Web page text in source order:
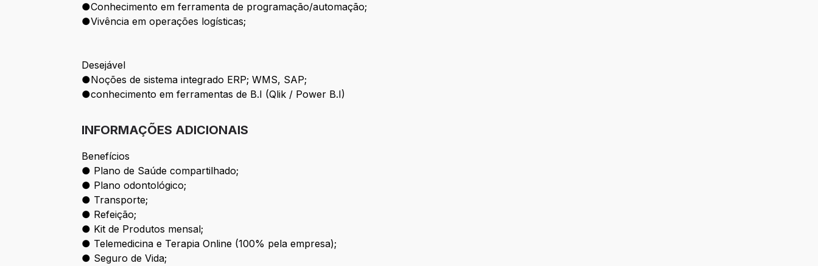
●Conhecimento em ferramenta de programação/automação;
●Vivência em operações logísticas;
Desejável
●Noções de sistema integrado ERP; WMS, SAP;
●conhecimento em ferramentas de B.I (Qlik / Power B.I)
INFORMAÇÕES ADICIONAIS
Benefícios
● Plano de Saúde compartilhado;
● Plano odontológico;
● Transporte;
● Refeição;
● Kit de Produtos mensal;
● Telemedicina e Terapia Online (100% pela empresa);
● Seguro de Vida;